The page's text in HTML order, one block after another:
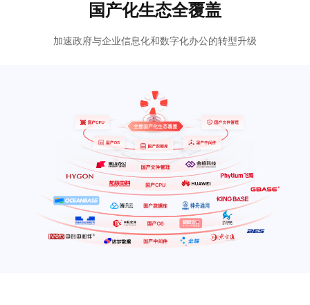
国产化生态全覆盖
加速政府与企业信息化和数字化办公的转型升级